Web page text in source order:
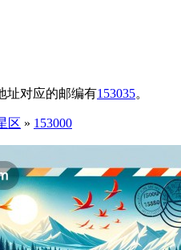
址对应的邮编有153035。
区 » 153000